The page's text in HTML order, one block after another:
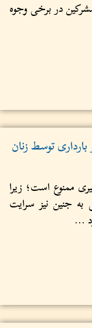
در برخی وجوه
ممنوع است؛ زیرا
جنین نیز سرایت
...